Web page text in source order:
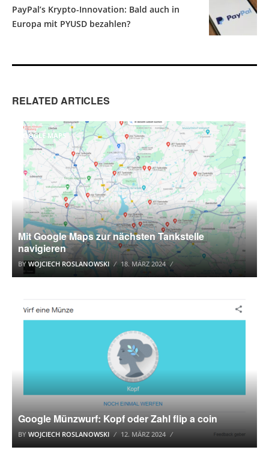
PayPal’s Krypto-Innovation: Bald auch in
Europa mit PYUSD bezahlen?
RELATED ARTICLES
GOOGLE MAPS
Mit Google Maps zur nächsten Tankstelle
navigieren
BYWOJCIECH ROSLANOWSKI 18. MÄRZ 2024
GOOGLE
Google Münzwurf: Kopf oder Zahl flip a coin
BY WOJCIECH ROSLANOWSKI 12. MÄRZ 2024